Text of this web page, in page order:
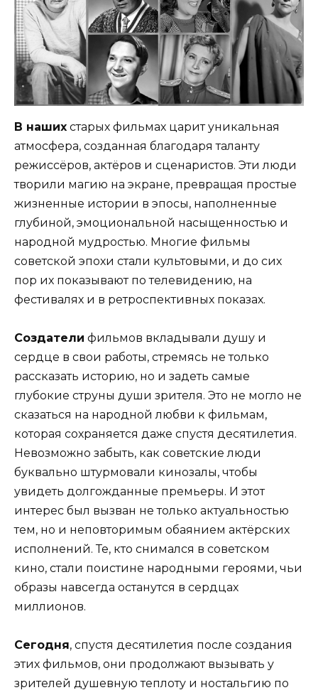
В наших старых фильмах царит уникальная
атмосфера, созданная благодаря таланту
режиссёров, актёров и сценаристов. Эти люди
творили магию на экране, превращая простые
жизненные истории в эпосы, наполненные
глубиной, эмоциональной насыщенностью и
народной мудростью. Многие фильмы
советской эпохи стали культовыми, и до сих
пор их показывают по телевидению, на
фестивалях и в ретроспективных показах.
Создатели фильмов вкладывали душу и
сердце в свои работы, стремясь не только
рассказать историю, но и задеть самые
глубокие струны души зрителя. Это не могло не
сказаться на народной любви к фильмам,
которая сохраняется даже спустя десятилетия.
Невозможно забыть, как советские люди
буквально штурмовали кинозалы, чтобы
увидеть долгожданные премьеры. И этот
интерес был вызван не только актуальностью
тем, но и неповторимым обаянием актёрских
исполнений. Те, кто снимался в советском
кино, стали поистине народными героями, чьи
образы навсегда останутся в сердцах
миллионов.
Сегодня, спустя десятилетия после создания
этих фильмов, они продолжают вызывать у
зрителей душевную теплоту и ностальгию по